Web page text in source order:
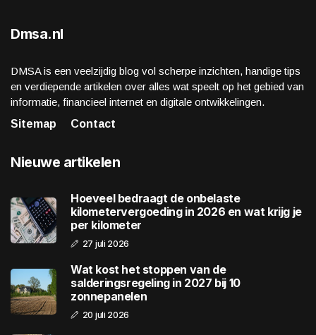
Dmsa.nl
DMSA is een veelzijdig blog vol scherpe inzichten, handige tips
en verdiepende artikelen over alles wat speelt op het gebied van
informatie, financieel internet en digitale ontwikkelingen.
Sitemap
Contact
Nieuwe artikelen
Hoeveel bedraagt de onbelaste
kilometervergoeding in 2026 en wat krijg je
per kilometer
27 juli 2026
Wat kost het stoppen van de
salderingsregeling in 2027 bij 10
zonnepanelen
20 juli 2026